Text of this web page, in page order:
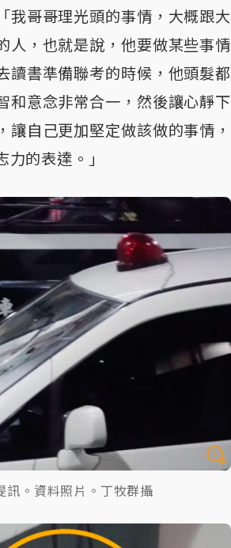
我哥哥理光頭的事情，大概跟大
人，也就是說，他要做某些事情
讀書準備聯考的時候，他頭髮都
和意念非常合一，然後讓心靜下
自己更加堅定做該做的事情，
的表達。」
訊。資料照片。丁牧群攝